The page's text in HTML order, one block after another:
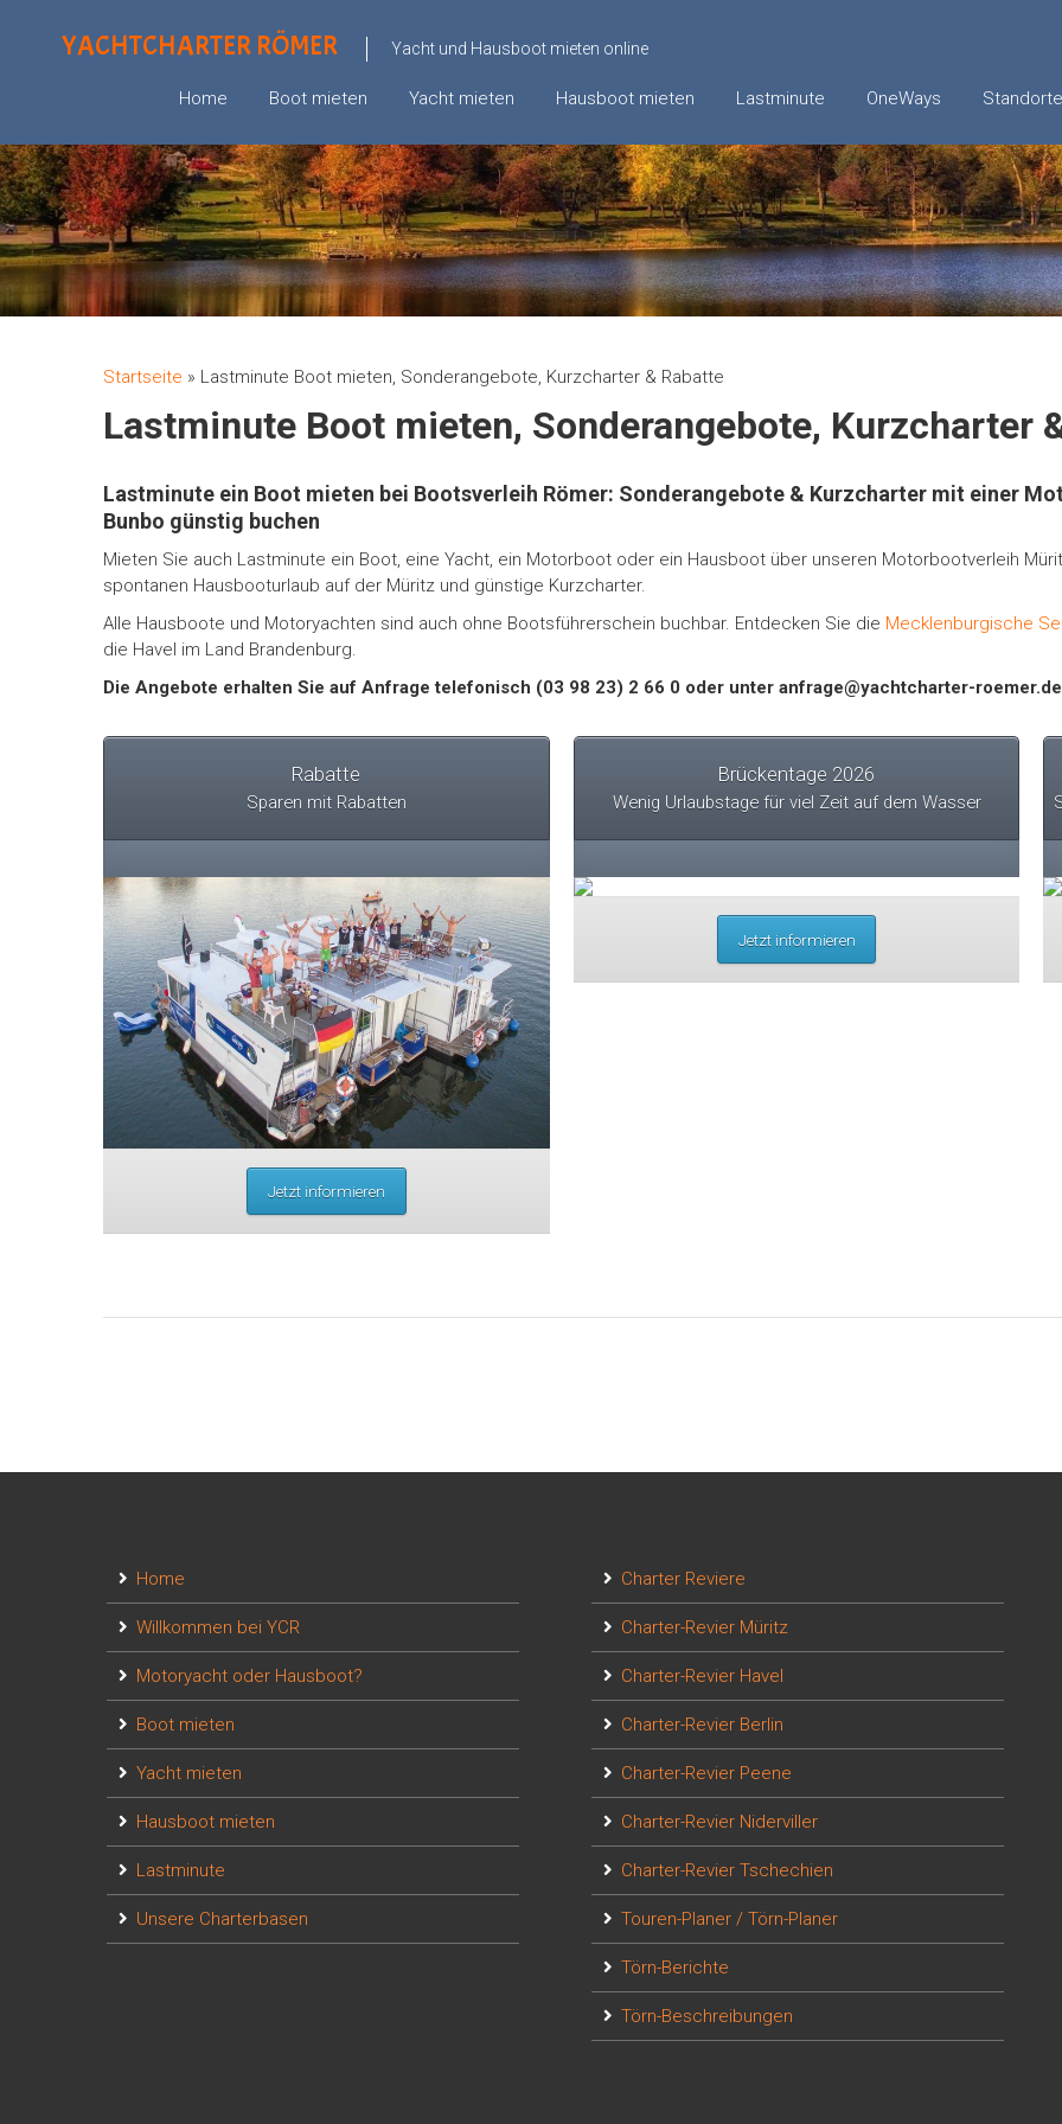
YACHTCHARTER RÖMER Yacht und Hausboot mieten online
Home Boot mieten Yacht mieten Hausboot mieten Lastminute OneWays Standorte
Startseite » Lastminute Boot mieten, Sonderangebote, Kurzcharter & Rabatte
Lastminute Boot mieten, Sonderangebote, Kurzcharter
Lastminute ein Boot mieten bei Bootsverleih Römer: Sonderangebote & Kurzcharter mit einer
Bunbo günstig buchen
Mieten Sie auch Lastminute ein Boot, eine Yacht, ein Motorboot oder ein Hausboot über unseren Motorbootverleih
spontanen Hausbooturlaub auf der Müritz und günstige Kurzcharter.
Alle Hausboote und Motoryachten sind auch ohne Bootsführerschein buchbar. Entdecken Sie die Mecklenburgische
die Havel im Land Brandenburg.
Die Angebote erhalten Sie auf Anfrage telefonisch (03 98 23) 2 66 0 oder unter anfrage@yachtcharter-roemer.de
Rabatte
Sparen mit Rabatten
Jetzt informieren
Brückentage 2026
Wenig Urlaubstage für viel Zeit auf dem Wasser
Jetzt informieren
Home
Willkommen bei YCR
Motoryacht oder Hausboot?
Boot mieten
Yacht mieten
Hausboot mieten
Lastminute
Unsere Charterbasen
Charter Reviere
Charter-Revier Müritz
Charter-Revier Havel
Charter-Revier Berlin
Charter-Revier Peene
Charter-Revier Niderviller
Charter-Revier Tschechien
Touren-Planer / Törn-Planer
Törn-Berichte
Törn-Beschreibungen